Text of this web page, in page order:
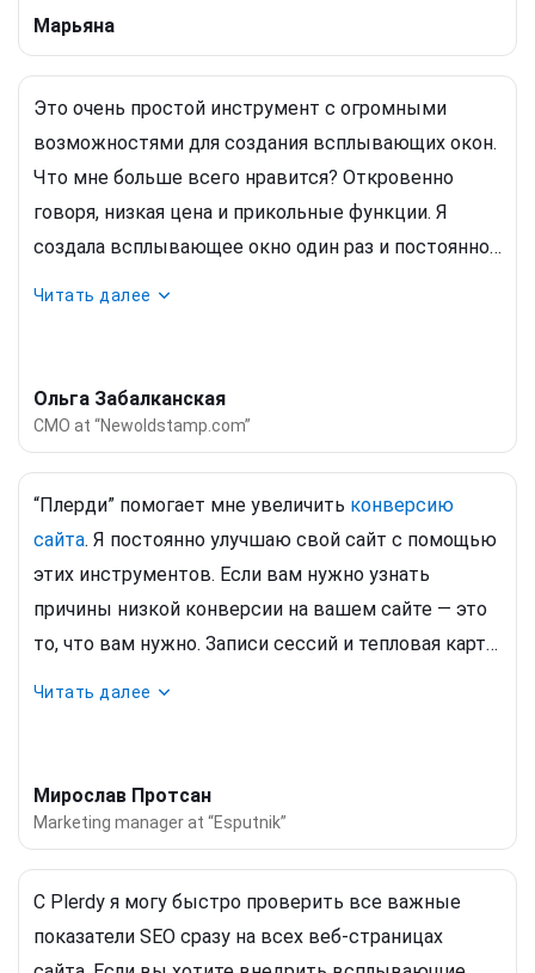
пользования. Я просто открываю панель
своего сайта.
Марьяна
Это очень простой инструмент с огромными
возможностями для создания всплывающих окон.
Что мне больше всего нравится? Откровенно
говоря, низкая цена и прикольные функции. Я
создала всплывающее окно один раз и постоянно
Читать далее
Ольга Забалканская
CMO at “Newoldstamp.com”
“Плерди” помогает мне увеличить конверсию
сайта. Я постоянно улучшаю свой сайт с помощью
этих инструментов. Если вам нужно узнать
причины низкой конверсии на вашем сайте — это
то, что вам нужно. Записи сессий и тепловая карта
дизайне, мой коэффициент конверсии
действительно увеличился.
Читать далее
Мирослав Протсан
Marketing manager at “Esputnik”
С Plerdy я могу быстро проверить все важные
показатели SEO сразу на всех веб-страницах